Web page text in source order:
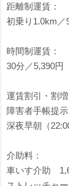
距離制運賃：
初乗り1.0km
時間制運賃：
30分／5,390
運賃割引・割増
障害者手帳提
深夜早朝（
介助料：
車いす介助